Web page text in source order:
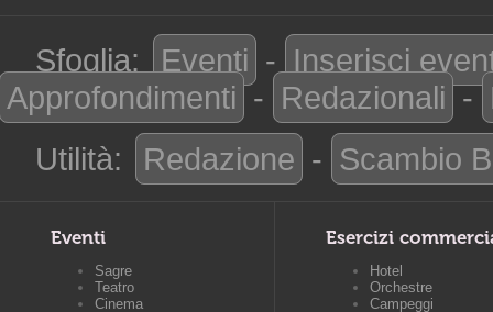
Sfoglia: Eventi - Inserisci
Approfondimenti - Redazionali -
Utilità:
Redazione - Scambio
Eventi
Sagre
Teatro
Cinema
Esercizi
Hotel
Orchestre
Campeggi